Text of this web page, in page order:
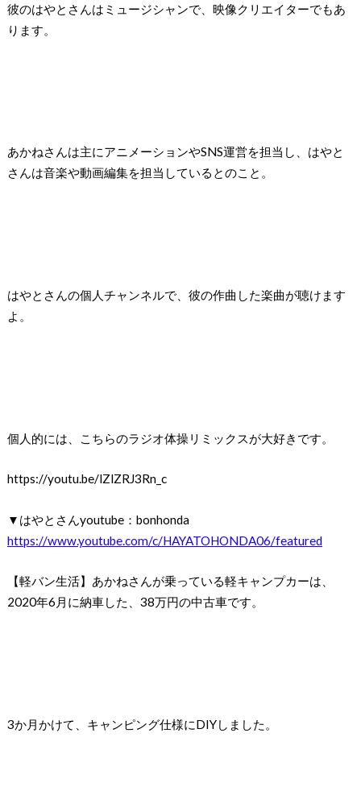
彼のはやとさんはミュージシャンで、映像クリエイターでもあ
ります。
あかねさんは主にアニメーションやSNS運営を担当し、はやと
さんは音楽や動画編集を担当しているとのこと。
はやとさんの個人チャンネルで、彼の作曲した楽曲が聴けます
よ。
個人的には、こちらのラジオ体操リミックスが大好きです。
https://youtu.be/lZlZRJ3Rn_c
▼はやとさんyoutube：bonhonda
https://www.youtube.com/c/HAYATOHONDA06/featured
【軽バン生活】あかねさんが乗っている軽キャンプカーは、
2020年6月に納車した、38万円の中古車です。
3か月かけて、キャンピング仕様にDIYしました。